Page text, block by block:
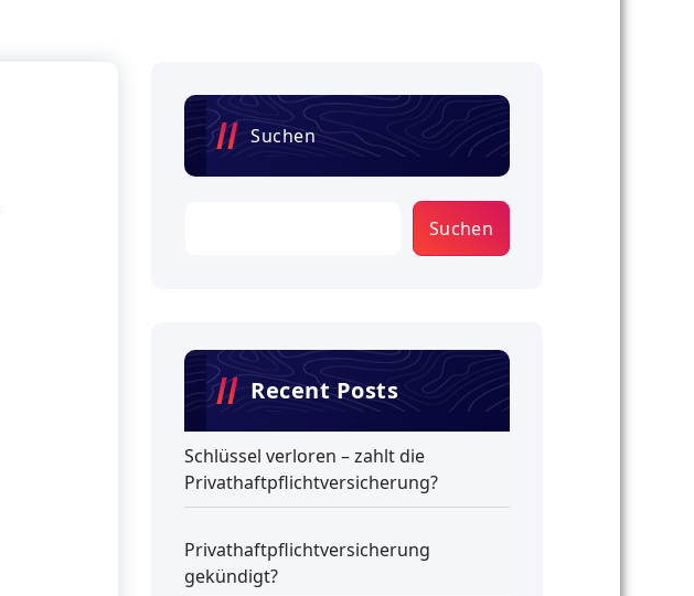
Suchen
Suchen
Recent Posts
Schlüssel verloren – zahlt die
Privathaftpflichtversicherung?
Privathaftpflichtversicherung
gekündigt?